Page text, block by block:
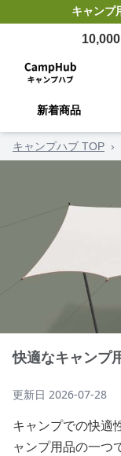
キャンプ
10,000
新着商品
キャンプハブ TOP ›
快適なキャンプ
更新日 2026-07-28
キャンプでの快適
ャンプ用品の一つ